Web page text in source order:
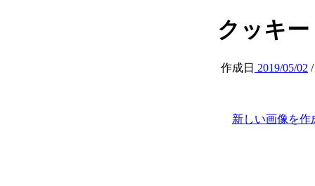
クッキ
作成日 2019/05/02
新しい画像を作